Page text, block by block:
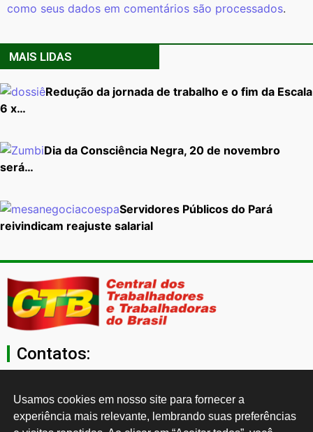
como seus dados em comentários são processados.
MAIS LIDAS
Redução da jornada de trabalho e o fim da Escala
6 x…
Dia da Consciência Negra, 20 de novembro
será…
Servidores Públicos do Pará
reivindicam reajuste salarial
Contatos:
secgeral@ctb.org.br
11 3874-0040
Usamos cookies em nosso site para fornecer a
experiência mais relevante, lembrando suas preferências